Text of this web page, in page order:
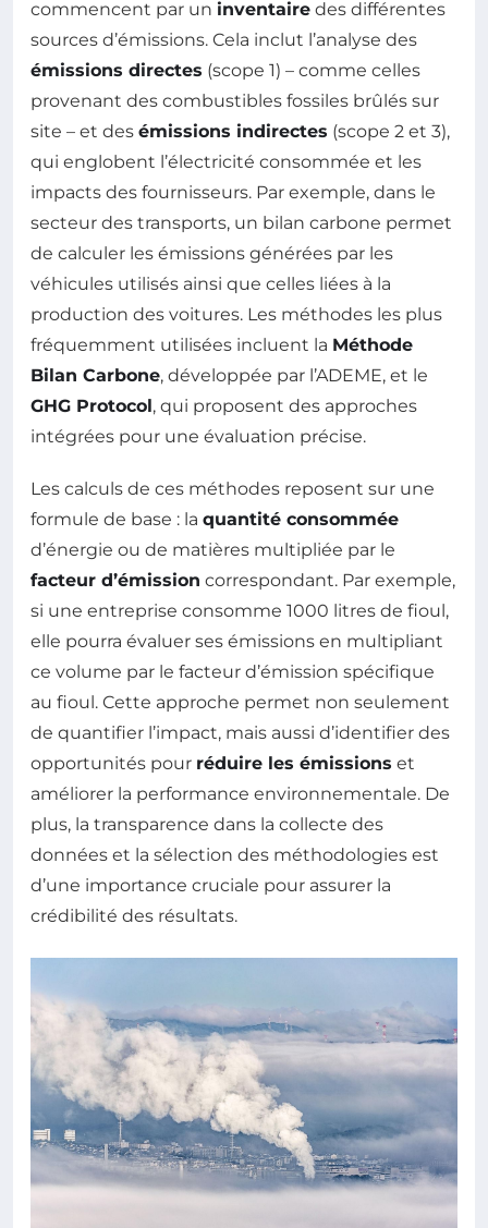
commencent par un inventaire des différentes
sources d’émissions. Cela inclut l’analyse des
émissions directes (scope 1) – comme celles
provenant des combustibles fossiles brûlés sur
site – et des émissions indirectes (scope 2 et 3),
qui englobent l’électricité consommée et les
impacts des fournisseurs. Par exemple, dans le
secteur des transports, un bilan carbone permet
de calculer les émissions générées par les
véhicules utilisés ainsi que celles liées à la
production des voitures. Les méthodes les plus
fréquemment utilisées incluent la Méthode
Bilan Carbone, développée par l’ADEME, et le
GHG Protocol, qui proposent des approches
intégrées pour une évaluation précise.
Les calculs de ces méthodes reposent sur une
formule de base : la quantité consommée
d’énergie ou de matières multipliée par le
facteur d’émission correspondant. Par exemple,
si une entreprise consomme 1000 litres de fioul,
elle pourra évaluer ses émissions en multipliant
ce volume par le facteur d’émission spécifique
au fioul. Cette approche permet non seulement
de quantifier l’impact, mais aussi d’identifier des
opportunités pour réduire les émissions et
améliorer la performance environnementale. De
plus, la transparence dans la collecte des
données et la sélection des méthodologies est
d’une importance cruciale pour assurer la
crédibilité des résultats.